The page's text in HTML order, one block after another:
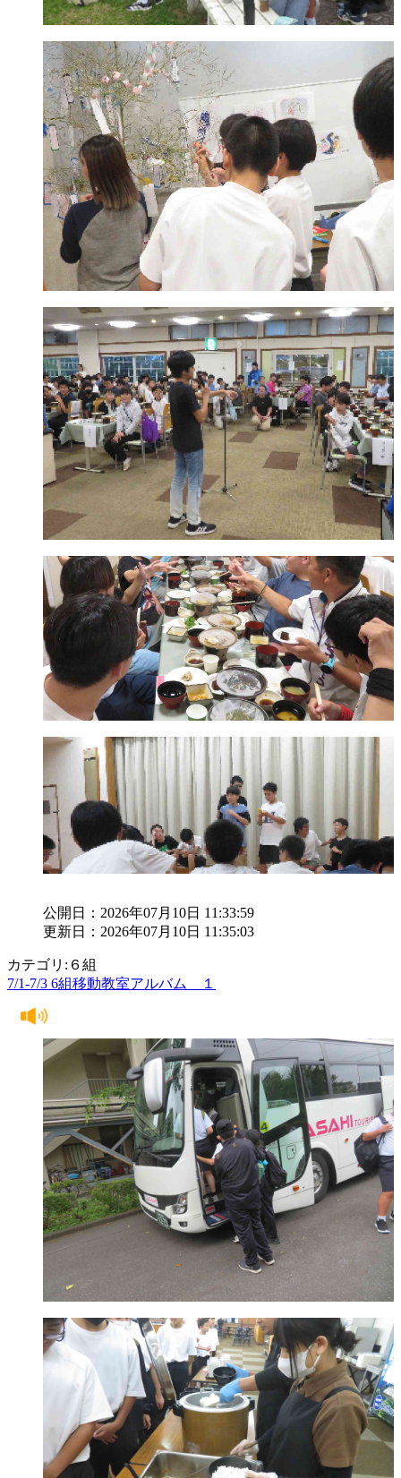
公開日：2026年07月10日 11:33:59
更新日：2026年07月10日 11:35:03
カテゴリ:６組
7/1-7/3 6組移動教室アルバム １